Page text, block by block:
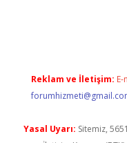
Reklam ve İletişim: E-
Yasal Uyarı: Sitemiz,